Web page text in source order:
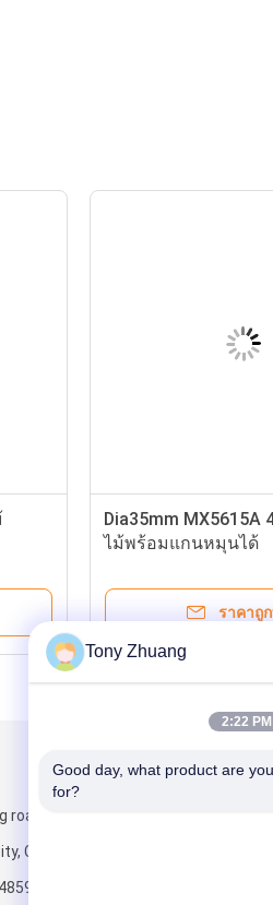
Dia35mm MX5615A
ไม้พร้อมแกนหมุนได้
ราคาถู
road, Yishui
China
ส่งจดหมายถึงเรา
Tony Zhuang
2:22 PM
Good day, what product are
for?